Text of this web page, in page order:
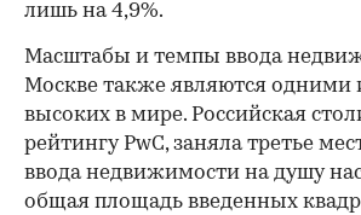
лишь на 4,9%.
Масштабы и темпы ввода
Москве также являются одними
высоких в мире. Российская
рейтингу PwC, заняла третье
ввода недвижимости на душу
общая площадь введенных